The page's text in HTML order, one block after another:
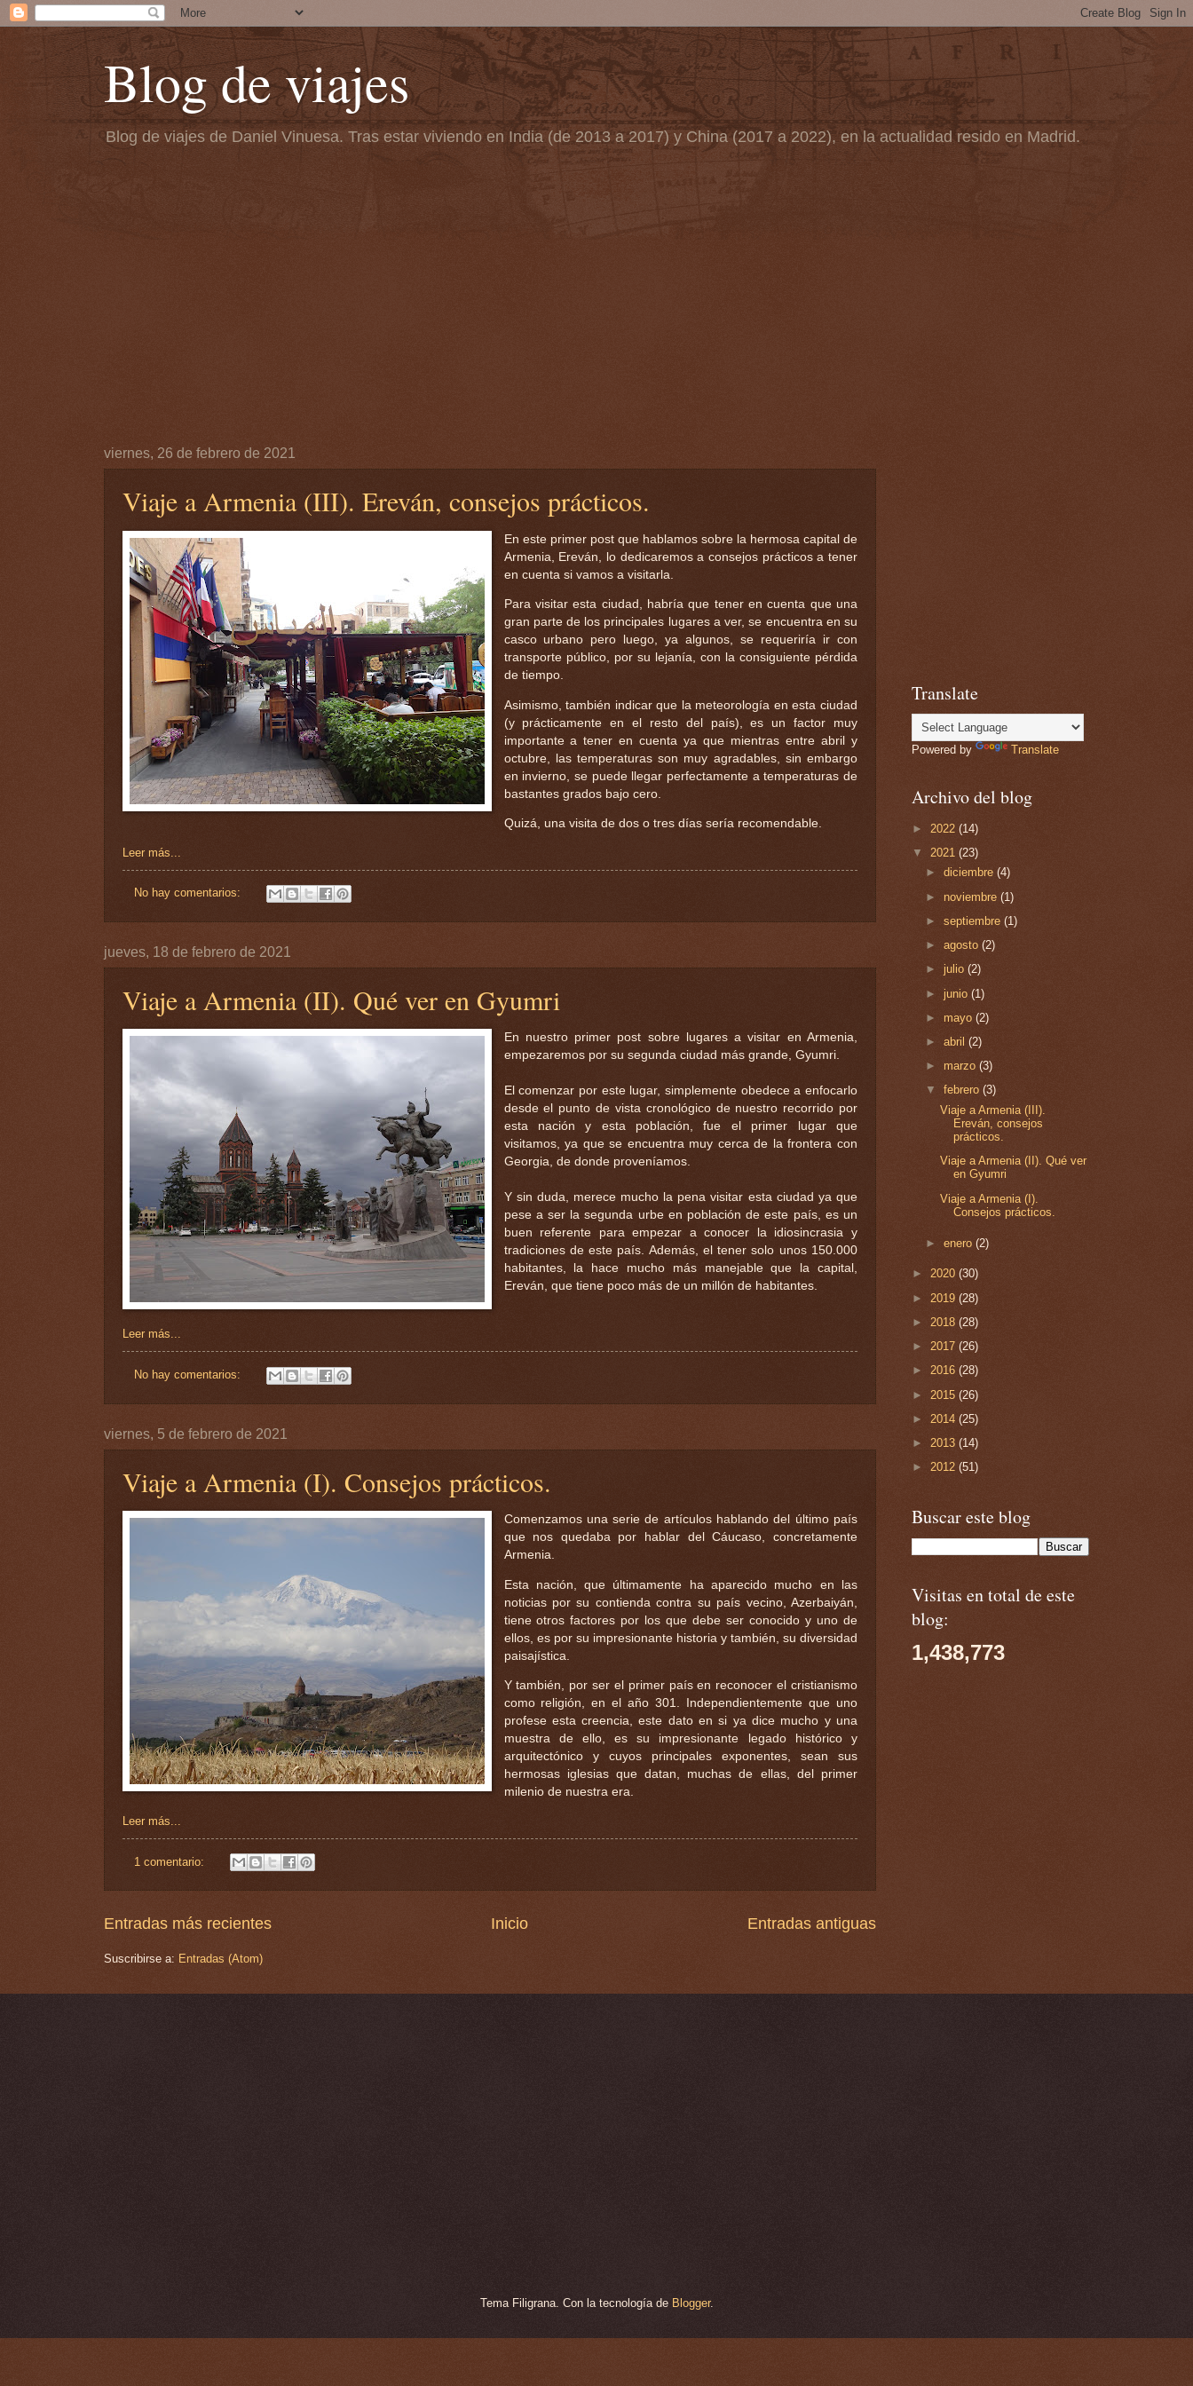
Blog de viajes
Blog de viajes de Daniel Vinuesa. Tras estar viviendo en India (de 2013 a 2017) y China (2017 a 2022), en la actualidad resido en Madrid.
viernes, 26 de febrero de 2021
Viaje a Armenia (III). Ereván, consejos prácticos.
En este primer post que hablamos sobre la hermosa capital de
Armenia, Ereván, lo dedicaremos a consejos prácticos a tener
en cuenta si vamos a visitarla.
Para visitar esta ciudad, habría que tener en cuenta que una
gran parte de los principales lugares a ver, se encuentra en su
casco urbano pero luego, ya algunos, se requeriría ir con
transporte público, por su lejanía, con la consiguiente pérdida
de tiempo.
Asimismo, también indicar que la meteorología en esta ciudad
(y prácticamente en el resto del país), es un factor muy
importante a tener en cuenta ya que mientras entre abril y
octubre, las temperaturas son muy agradables, sin embargo
en invierno, se puede llegar perfectamente a temperaturas de
bastantes grados bajo cero.
Quizá, una visita de dos o tres días sería recomendable.
Leer más...
No hay comentarios:
jueves, 18 de febrero de 2021
Viaje a Armenia (II). Qué ver en Gyumri
En nuestro primer post sobre lugares a visitar en Armenia,
empezaremos por su segunda ciudad más grande, Gyumri.
El comenzar por este lugar, simplemente obedece a enfocarlo
desde el punto de vista cronológico de nuestro recorrido por
esta nación y esta población, fue el primer lugar que
visitamos, ya que se encuentra muy cerca de la frontera con
Georgia, de donde proveníamos.
Y sin duda, merece mucho la pena visitar esta ciudad ya que
pese a ser la segunda urbe en población de este país, es un
buen referente para empezar a conocer la idiosincrasia y
tradiciones de este país. Además, el tener solo unos 150.000
habitantes, la hace mucho más manejable que la capital,
Ereván, que tiene poco más de un millón de habitantes.
Leer más...
No hay comentarios:
viernes, 5 de febrero de 2021
Viaje a Armenia (I). Consejos prácticos.
Comenzamos una serie de artículos hablando del último país
que nos quedaba por hablar del Cáucaso, concretamente
Armenia.
Esta nación, que últimamente ha aparecido mucho en las
noticias por su contienda contra su país vecino, Azerbaiyán,
tiene otros factores por los que debe ser conocido y uno de
ellos, es por su impresionante historia y también, su diversidad
paisajística.
Y también, por ser el primer país en reconocer el cristianismo
como religión, en el año 301. Independientemente que uno
profese esta creencia, este dato en si ya dice mucho y una
muestra de ello, es su impresionante legado histórico y
arquitectónico y cuyos principales exponentes, sean sus
hermosas iglesias que datan, muchas de ellas, del primer
milenio de nuestra era.
Leer más...
1 comentario:
Entradas más recientes Entradas antiguas
Inicio
Suscribirse a: Entradas (Atom)
Translate
Powered by Translate
Archivo del blog
► 2022 (14)
▼ 2021 (23)
►diciembre(4)
► noviembre(1)
►septiembre(1)
►agosto(2)
► julio(2)
►junio(1)
► mayo(2)
►abril(2)
► marzo(3)
▼febrero(3)
Viaje a Armenia (III).
Ereván, consejos
prácticos.
Viaje a Armenia (II). Qué ver
en Gyumri
Viaje a Armenia (I).
Consejos prácticos.
►enero(2)
► 2020 (30)
► 2019 (28)
► 2018 (28)
► 2017 (26)
► 2016 (28)
► 2015 (26)
► 2014 (25)
► 2013 (14)
► 2012 (51)
Buscar este blog
Visitas en total de este
blog:
1,438,773
Tema Filigrana. Con la tecnología de Blogger.